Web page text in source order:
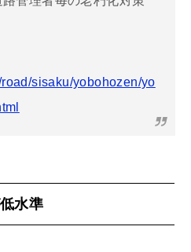
sisaku/yobohozen/yo
水準